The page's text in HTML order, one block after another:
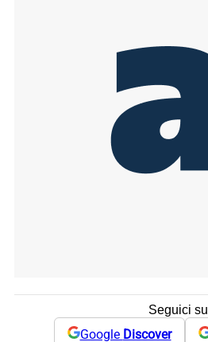
Seguici su
Google Discover